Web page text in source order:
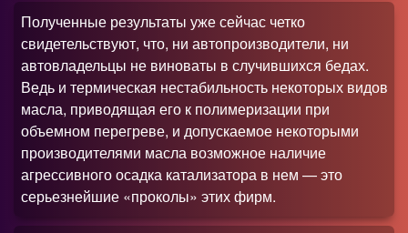
Полученные результаты уже сейчас четко
свидетельствуют, что, ни автопроизводители, ни
автовладельцы не виноваты в случившихся бедах.
Ведь и термическая нестабильность некоторых видов
масла, приводящая его к полимеризации при
объемном перегреве, и допускаемое некоторыми
производителями масла возможное наличие
агрессивного осадка катализатора в нем — это
серьезнейшие «проколы» этих фирм.